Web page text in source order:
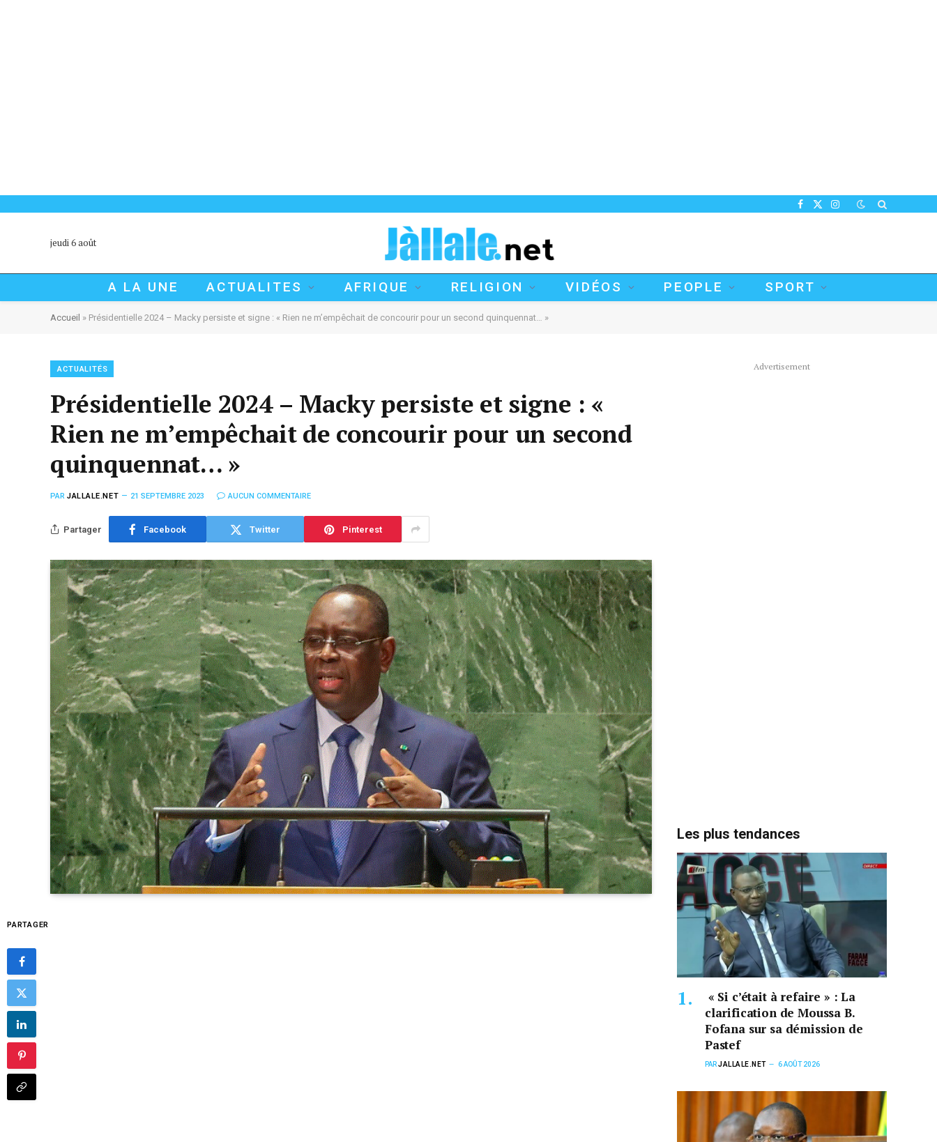
Facebook
X
Instagram
jeudi 6 août
A LA UNE ACTUALITES AFRIQUE RELIGION VIDÉOS PEOPLE SPORT
Accueil » Présidentielle 2024 – Macky persiste et signe : « Rien ne m’empêchait de concourir pour un second quinquennat… »
ACTUALITÉS
Présidentielle 2024 – Macky persiste et signe : «
Rien ne m’empêchait de concourir pour un second
quinquennat… »
PAR JALLALE.NET 21 SEPTEMBRE 2023 AUCUN COMMENTAIRE
Partager Facebook Twitter Pinterest
PARTAGER
Advertisement
Les plus tendances
« Si c’était à refaire » : La
clarification de Moussa B.
Fofana sur sa démission de
Pastef
PARJALLALE.NET 6 AOÛT 2026